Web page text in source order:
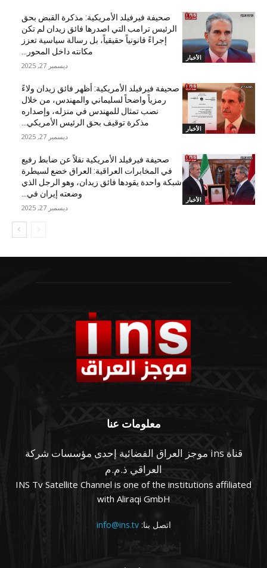
الأخبار
صحيفة فيرفيلد الأمريكية: مذكرة القبض بحق
الرئيس ترامب التي اصدرها فائق زيدان لم تكن
إجراءً قانونياً حقيقياً، بل رسالة سياسية تعزز
مكانته داخل المحور...
ديسمبر 27, 2025
الأخبار
صحيفة فيرفيلد الأمريكية: أظهر فائق زيدان ولاءً
رمزياً واضحاً لسليماني والمهندس، من خلال
نصب تمثال للمهندس في منزله، وإصداره
مذكرة توقيف بحق الرئيس الأمريكي...
ديسمبر 27, 2025
الأخبار
صحيفة فيرفيلد الأمريكية نقلاً عن ضابط رفيع
في المخابرات العراقية: العراق خضع لسيطرة
شبكة واحدة يقودها فائق زيدان، وهو الرجل الذي
وضعته إيران في...
ديسمبر 27, 2025
معلومات عنا
قناة ins موجز العراق الفضائية إحدى مؤسسات شركة
العراقي ذ.م.م
INS Tv Satellite Channel is one of the institutions affiliated
with Aliraqi GmbH
اتصل بنا:info@ins.tv